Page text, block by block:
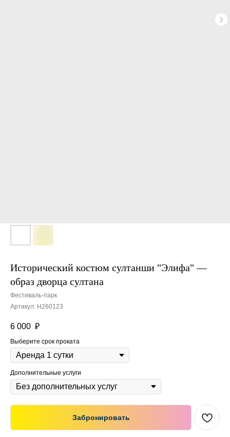
Исторический костюм султанши "Элифа" —
образ дворца султана
Фестиваль-парк
Артикул: Н260123
6 000 ₽
Выберите срок проката
Дополнительные услуги
Забронировать